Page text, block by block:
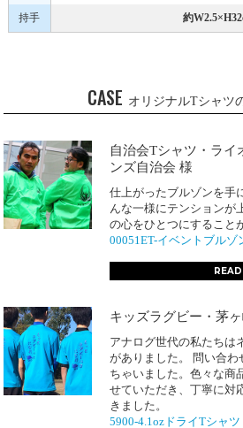
持手 約
CASE オリジナルTシャツ
自治会Tシャツ・ライ
ンズ自治会 様
仕上がったブルゾンを手
んな一様にテンションが
の心をひとつにすること
00051ET-イベントブルゾ
キッズラグビー・茅
アナログ世代の私たちは
がありました。 問い合
ちゃいました。色々な商
せていただき、丁寧に対
きました。
5900-4.1ozドライTシャツ